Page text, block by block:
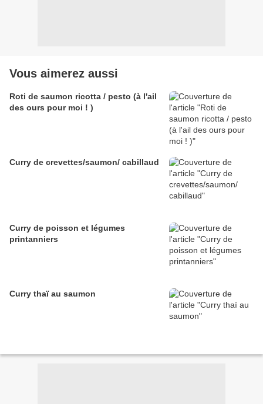
Vous aimerez aussi
Roti de saumon ricotta / pesto (à l'ail
des ours pour moi ! )
Curry de crevettes/saumon/ cabillaud
Curry de poisson et légumes
printanniers
Curry thaï au saumon